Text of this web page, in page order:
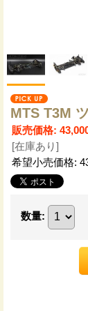
MTS T3M
販売価格:
[在庫あり]
希望小売価格:
数量: